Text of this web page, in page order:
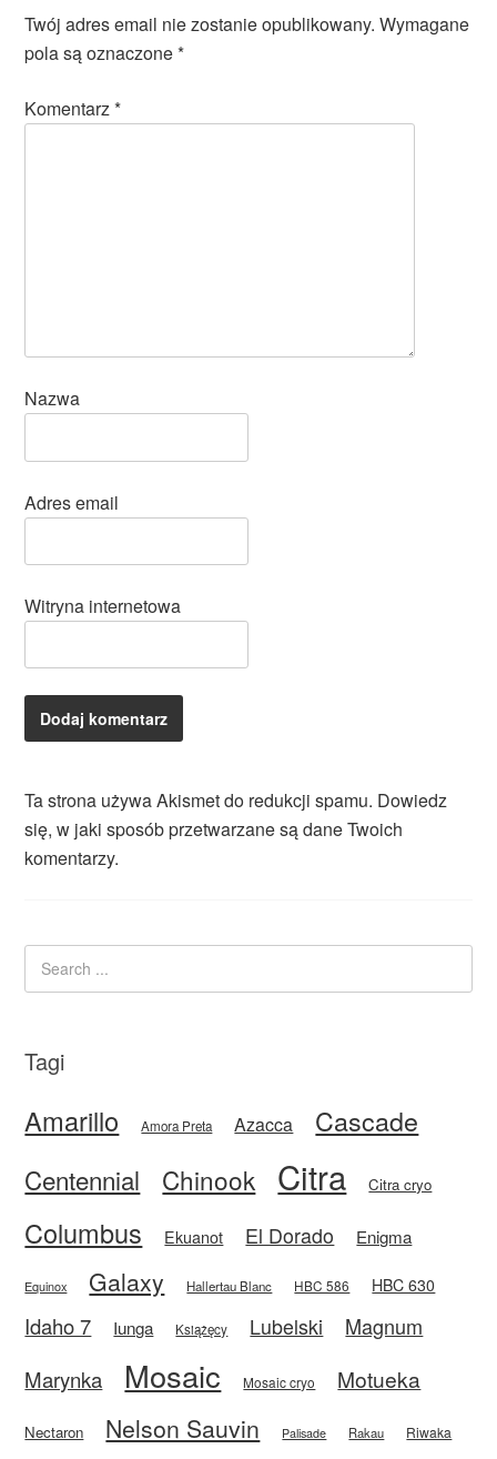
Twój adres email nie zostanie opublikowany. Wymagane
pola są oznaczone*
Komentarz*
Nazwa
Adres email
Witryna internetowa
Ta strona używa Akismet do redukcji spamu. Dowiedz
się, w jaki sposób przetwarzane są dane Twoich
komentarzy.
Tagi
Amarillo Amora Preta Azacca Cascade
Centennial Chinook Citra Citra cryo
Columbus Ekuanot El Dorado Enigma
Equinox Galaxy Hallertau Blanc HBC 586 HBC 630
Idaho 7 Iunga Książęcy Lubelski
Magnum
Marynka
Mosaic Mosaic cryo Motueka
Nectaron Nelson Sauvin Palisade Rakau Riwaka